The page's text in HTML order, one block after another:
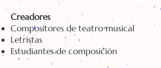
Creadores
Compositores de teatro musical
Letristas
Estudiantes de composición